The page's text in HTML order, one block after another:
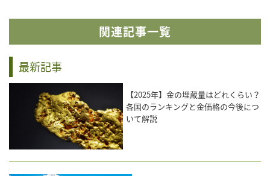
関連記事一覧
最新記事
【2025年】金の埋蔵量はどれくらい？
各国のランキングと金価格の今後につ
いて解説